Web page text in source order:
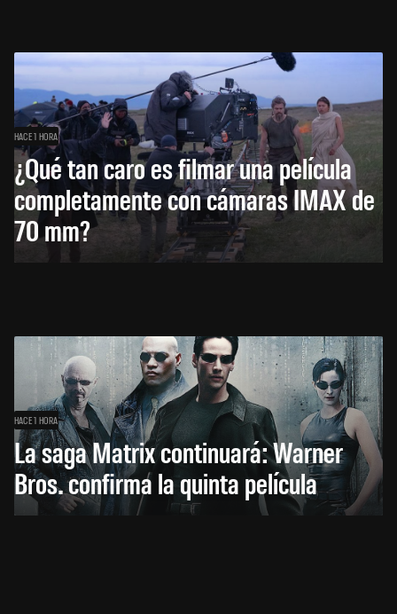
HACE 1 HORA
¿Qué tan caro es filmar una película
completamente con cámaras IMAX de
70 mm?
HACE 1 HORA
La saga Matrix continuará: Warner
Bros. confirma la quinta película